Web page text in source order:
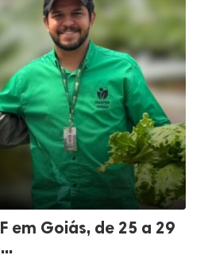
em Goiás, de 25 a 29